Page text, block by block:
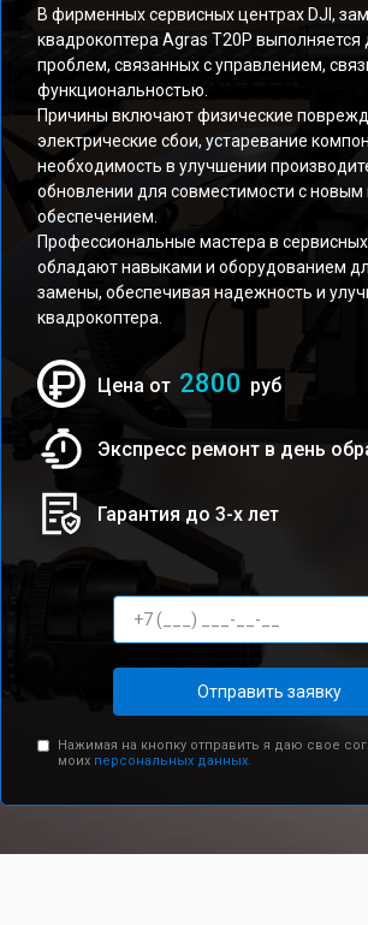
В фирменных сервисных центрах DJI,
квадрокоптера Agras T20P выполняется
проблем, связанных с управлением,
функциональностью.
Причины включают физические
электрические сбои, устаревание
необходимость в улучшении
обновлении для совместимости с
обеспечением.
Профессиональные мастера в сервисных
обладают навыками и оборудованием
замены, обеспечивая надежность и
квадрокоптера.
Цена от 2800 руб
Экспресс ремонт в день
Гарантия до 3-х лет
Отправить заявку
Нажимая на кнопку отправить я даю свое
моих персональных данных.